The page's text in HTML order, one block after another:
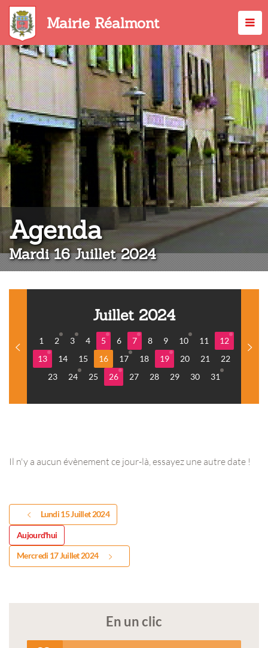
Aller
contenu
principal
Mairie Réalmont
Agenda:
Mardi 16 Juillet 2024
Juillet 2024
1 2 3 4 5 6 7 8 9 10 11
12
13
14 15 16 17 18 19 20 21
22
23
24 25 26 27 28 29 30 31
Il n'y a aucun évènement ce jour-là, essayez une autre date !
Lundi 15 Juillet 2024
Aujourd'hui
Mercredi 17 Juillet 2024
En un clic